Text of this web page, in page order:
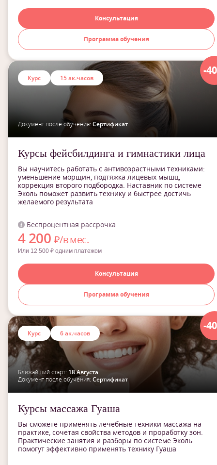
Консультация
Программа обучения
-
Курс 15 ак.часов
Документ после обучения: Сертификат
Курсы фейсбилдинга и гимнастики лица
Вы научитесь работать с антивозрастными техниками:
уменьшение морщин, подтяжка лицевых мышц,
коррекция второго подбородка. Наставник по системе
Эколь поможет развить технику и быстрее достичь
желаемого результата
Беспроцентная рассрочка
4 200 ₽/в мес.
Или 12 500 ₽ одним платежом
Консультация
Программа обучения
-
Курс 6 ак.часов
Ближайший старт: 18 Августа
Документ после обучения: Сертификат
Курсы массажа Гуаша
Вы сможете применять лечебные техники массажа на
практике, сочетая свойства методов и проработку зон.
Практические занятия и разборы по системе Эколь
помогут эффективно применять технику Гуаша